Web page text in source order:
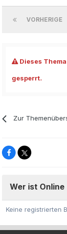
VORHERIGE
Dieses
gesperrt.
Zur
Wer ist Online
Keine registrierten